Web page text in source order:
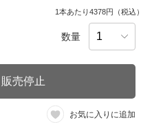
1本あたり4378円（税込）
数量
販売停止
お気に入りに追加